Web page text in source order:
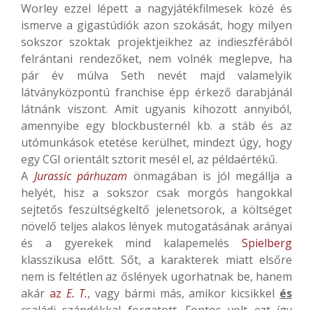
Worley ezzel lépett a nagyjátékfilmesek közé és
ismerve a gigastúdiók azon szokását, hogy milyen
sokszor szoktak projektjeikhez az indieszférából
felrántani rendezőket, nem volnék meglepve, ha
pár év múlva Seth nevét majd valamelyik
látványközpontú franchise épp érkező darabjánál
látnánk viszont. Amit ugyanis kihozott annyiból,
amennyibe egy blockbusternél kb. a stáb és az
utómunkások etetése kerülhet, mindezt úgy, hogy
egy CGI orientált sztorit mesél el, az példaértékű.
A Jurassic párhuzam önmagában is jól megállja a
helyét, hisz a sokszor csak morgós hangokkal
sejtetős feszültségkeltő jelenetsorok, a költséget
növelő teljes alakos lények mutogatásának arányai
és a gyerekek mind kalapemelés Spielberg
klasszikusa előtt. Sőt, a karakterek miatt elsőre
nem is feltétlen az őslények ugorhatnak be, hanem
akár az E. T., vagy bármi más, amikor kicsikkel és